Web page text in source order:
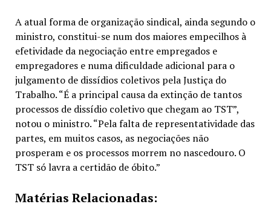
A atual forma de organização sindical, ainda segundo o
ministro, constitui-se num dos maiores empecilhos à
efetividade da negociação entre empregados e
empregadores e numa dificuldade adicional para o
julgamento de dissídios coletivos pela Justiça do
Trabalho. “É a principal causa da extinção de tantos
processos de dissídio coletivo que chegam ao TST”,
notou o ministro. “Pela falta de representatividade das
partes, em muitos casos, as negociações não
prosperam e os processos morrem no nascedouro. O
TST só lavra a certidão de óbito.”
Matérias Relacionadas: